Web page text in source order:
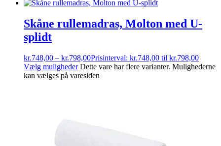
Skåne rullemadras, Molton med U-
splidt
kr.748,00 – kr.798,00Prisinterval: kr.748,00 til kr.798,00
Vælg muligheder Dette vare har flere varianter. Mulighederne
kan vælges på varesiden